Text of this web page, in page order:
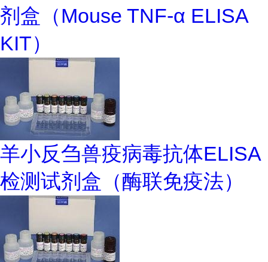
剂盒（Mouse TNF-α ELISA
KIT）
羊小反刍兽疫病毒抗体ELISA
检测试剂盒（酶联免疫法）